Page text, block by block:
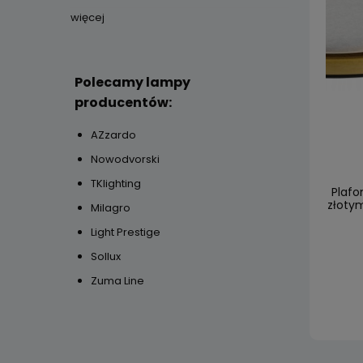
więcej
Polecamy lampy
producentów:
AZzardo
Nowodvorski
TKlighting
Milagro
Light Prestige
Sollux
Zuma Line